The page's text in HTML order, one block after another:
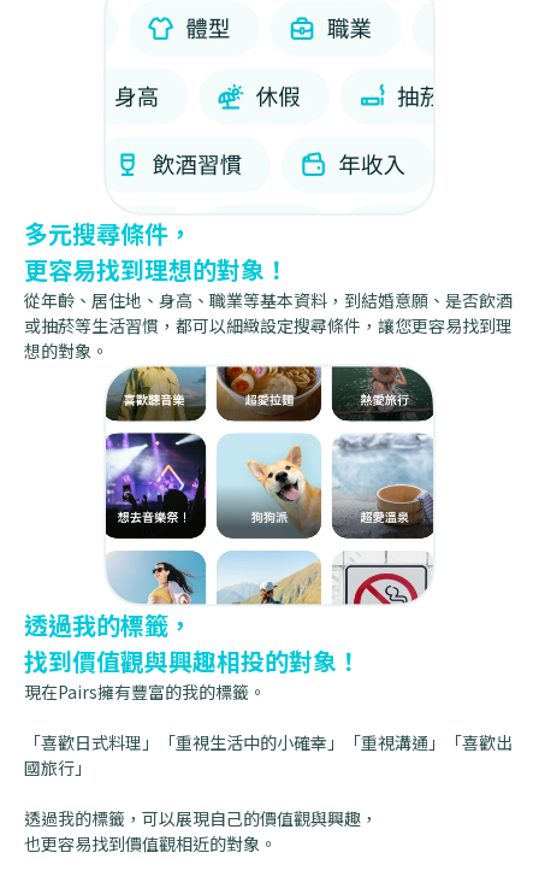
多元搜尋條件，
更容易找到理想的對象！
從年齡、居住地、身高、職業等基本資料，到結婚意願、是否飲酒
或抽菸等生活習慣，都可以細緻設定搜尋條件，讓您更容易找到理
想的對象。
透過我的標籤，
找到價值觀與興趣相投的對象！
現在Pairs擁有豐富的我的標籤。
「喜歡日式料理」「重視生活中的小確幸」「重視溝通」「喜歡出
國旅行」
透過我的標籤，可以展現自己的價值觀與興趣，
也更容易找到價值觀相近的對象。